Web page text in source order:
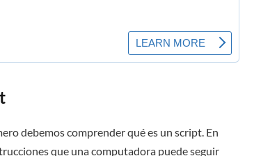
debemos comprender qué es un script. En
que una computadora puede seguir